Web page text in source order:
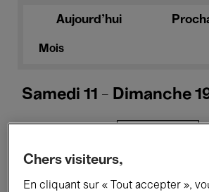
Aujourd'hui
Mois
Samedi 11 - Dimanche
Tous les événements
Chers visiteurs,
En cliquant sur « Tout accepter »,